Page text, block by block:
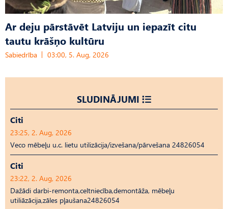
Ar deju pārstāvēt Latviju un iepazīt citu
tautu krāšņo kultūru
Sabiedrība 03:00, 5. Aug, 2026
SLUDINĀJUMI
Citi
23:25, 2. Aug, 2026
Veco mēbeļu u.c. lietu utilizācija/izvešana/pārvešana 24826054
Citi
23:22, 2. Aug, 2026
Dažādi darbi-remonta,celtniecība,demontāža, mēbeļu
utiliāzācija,zāles pļaušana24826054